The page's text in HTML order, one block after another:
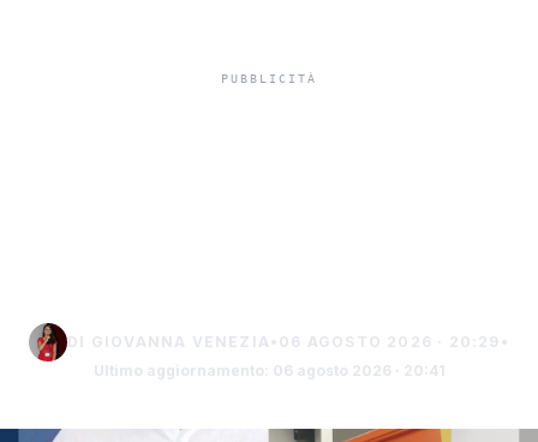
DI GIOVANNA VENEZIA • 06 AGOSTO 2026 · 20:29 •
Ultimo aggiornamento: 06 agosto 2026 · 20:41